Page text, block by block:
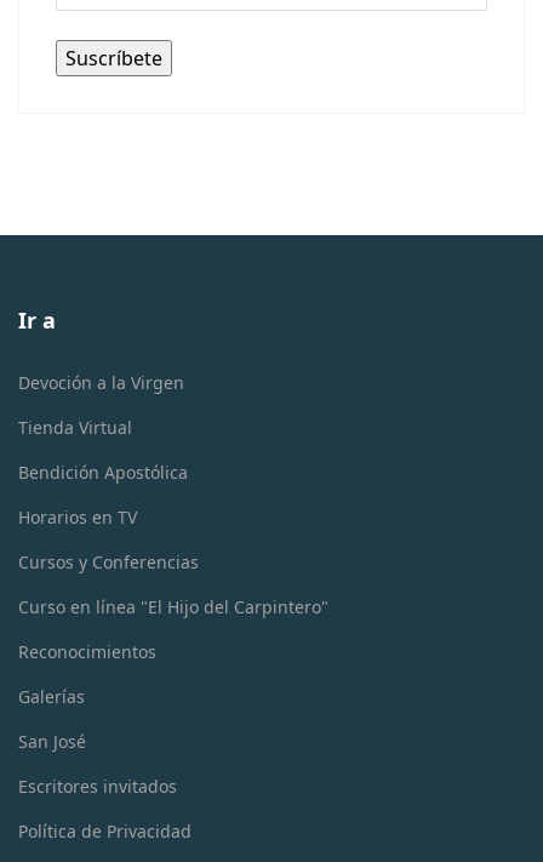
Ir a
Devoción a la Virgen
Tienda Virtual
Bendición Apostólica
Horarios en TV
Cursos y Conferencias
Curso en línea "El Hijo del Carpintero"
Reconocimientos
Galerías
San José
Escritores invitados
Política de Privacidad